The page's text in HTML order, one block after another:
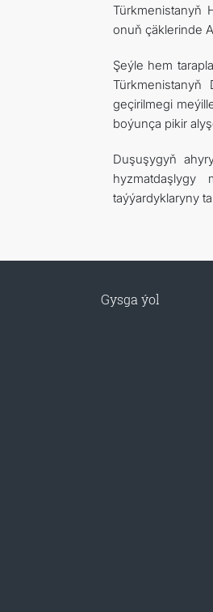
Türkmenistanyň
onuň çäklerinde
Şeýle hem
geçirilmegi
boýunça pikir
Duşuşygyň
hyzmatdaşlygy
taýýardyklaryny
Gysga ýol